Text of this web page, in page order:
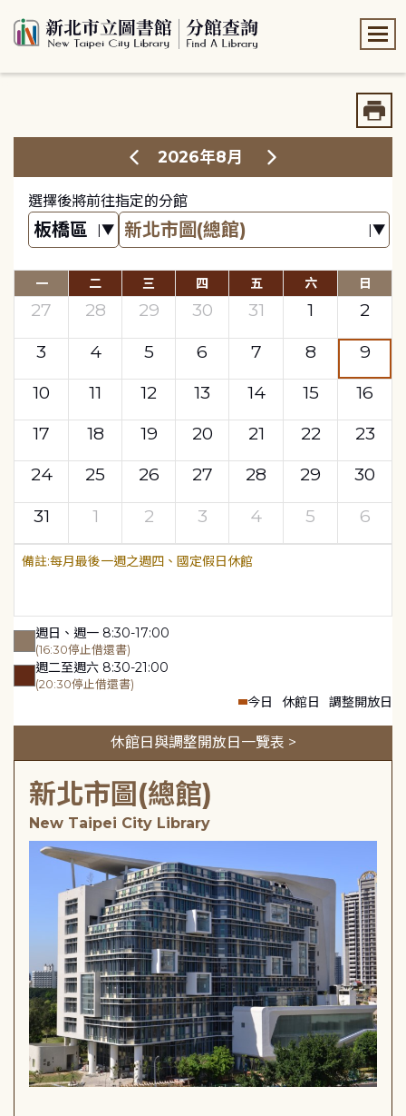
2026年8月
選擇後將前往指定的分館
一 二 三 四 五 六 日
27 28 29 30 31 1
2
3
4 5 6 7 8
9
10
11 12 13 14 15
16
17
18 19 20 21 22
23
24
25 26 27 28 29
30
31
1 2 3 4 5 6
每月最後一週之週四、國定假日休館
週日、週一 8:30-17:00
(16:30停止借還書)
週二至週六 8:30-21:00
(20:30停止借還書)
今日 休館日 調整開放日
休館日與調整開放日一覽表 >
新北市圖(總館)
New Taipei City Library